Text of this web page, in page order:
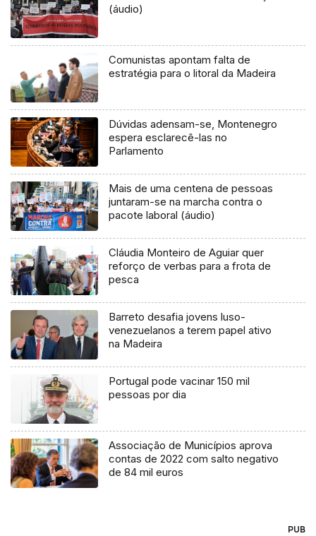
(áudio)
Comunistas apontam falta de
estratégia para o litoral da Madeira
Dúvidas adensam-se, Montenegro
espera esclarecê-las no
Parlamento
Mais de uma centena de pessoas
juntaram-se na marcha contra o
pacote laboral (áudio)
Cláudia Monteiro de Aguiar quer
reforço de verbas para a frota de
pesca
Barreto desafia jovens luso-
venezuelanos a terem papel ativo
na Madeira
Portugal pode vacinar 150 mil
pessoas por dia
Associação de Municípios aprova
contas de 2022 com salto negativo
de 84 mil euros
PUB